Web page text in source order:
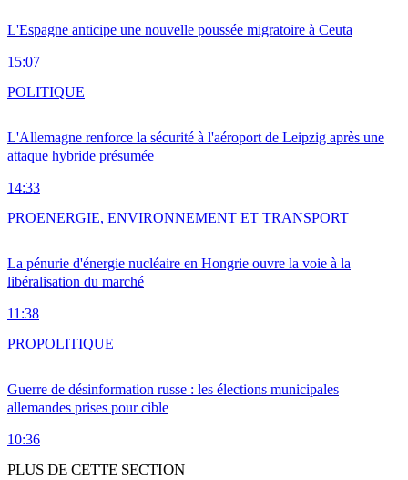
L'Espagne anticipe une nouvelle poussée migratoire à Ceuta
15:07
L'Allemagne renforce la sécurité à l'aéroport de Leipzig après une
attaque hybride présumée
14:33
POLITIQUE
La pénurie d'énergie nucléaire en Hongrie ouvre la voie à la
libéralisation du marché
11:38
PROENERGIE, ENVIRONNEMENT ET TRANSPORT
Guerre de désinformation russe : les élections municipales
allemandes prises pour cible
10:36
PROPOLITIQUE
PLUS DE CETTE SECTION